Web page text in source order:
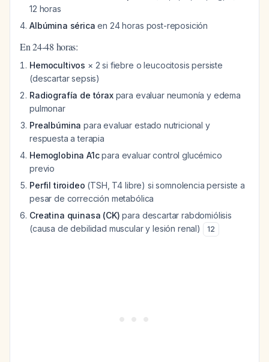
12 horas
Albúmina sérica en 24 horas post-reposición
En 24-48 horas:
Hemocultivos × 2 si fiebre o leucocitosis persiste
(descartar sepsis)
Radiografía de tóraxpara evaluar neumonía y edema
pulmonar
Prealbúmina para evaluar estado nutricional y
respuesta a terapia
Hemoglobina A1cpara evaluar control glucémico
previo
Perfil tiroideo (TSH, T4 libre) si somnolencia persiste a
pesar de corrección metabólica
Creatina quinasa (CK) para descartar rabdomiólisis
(causa de debilidad muscular y lesión renal)
12